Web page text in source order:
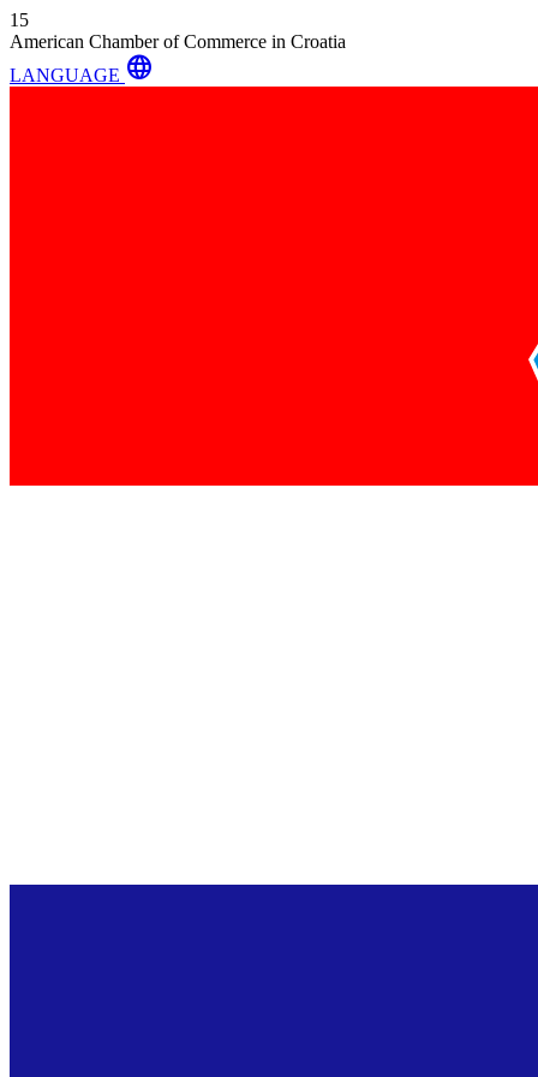
15
American Chamber of Commerce in Croatia
LANGUAGE language